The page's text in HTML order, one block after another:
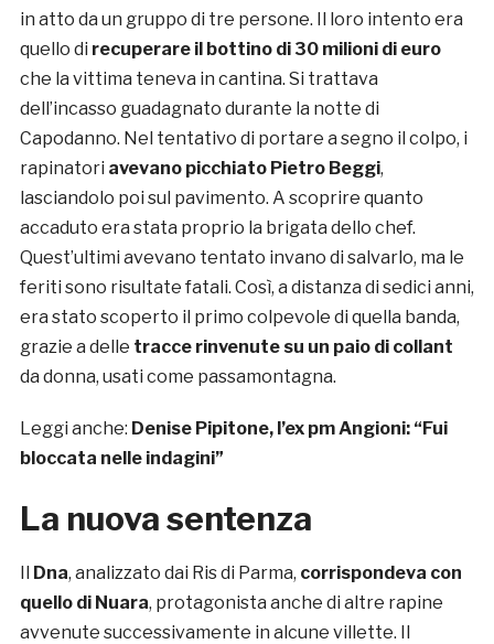
in atto da un gruppo di tre persone. Il loro intento era
quello di recuperare il bottino di 30 milioni di euro
che la vittima teneva in cantina. Si trattava
dell’incasso guadagnato durante la notte di
Capodanno. Nel tentativo di portare a segno il colpo, i
rapinatori avevano picchiato Pietro Beggi,
lasciandolo poi sul pavimento. A scoprire quanto
accaduto era stata proprio la brigata dello chef.
Quest’ultimi avevano tentato invano di salvarlo, ma le
feriti sono risultate fatali. Così, a distanza di sedici anni,
era stato scoperto il primo colpevole di quella banda,
grazie a delle tracce rinvenute su un paio di collant
da donna, usati come passamontagna.
Leggi anche: Denise Pipitone, l’ex pm Angioni: “Fui
bloccata nelle indagini”
La nuova sentenza
Il Dna, analizzato dai Ris di Parma, corrispondeva con
quello di Nuara, protagonista anche di altre rapine
avvenute successivamente in alcune villette. Il